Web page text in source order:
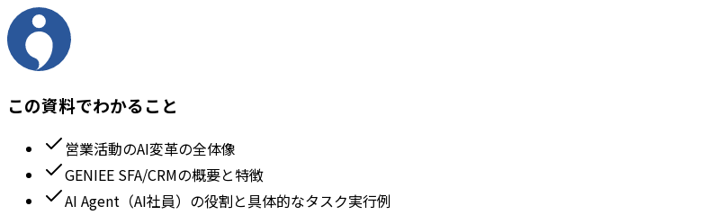
この資料でわかること
営業活動のAI変革の全体像
GENIEE SFA/CRMの概要と特徴
AI Agent（AI社員）の役割と具体的なタスク実行例